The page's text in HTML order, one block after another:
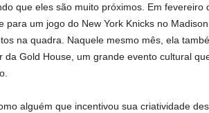
que eles são muito próximos. Em fevereiro
para um jogo do New York Knicks no
na quadra. Naquele mesmo mês, ela
da Gold House, um grande evento cultural
alguém que incentivou sua criatividade